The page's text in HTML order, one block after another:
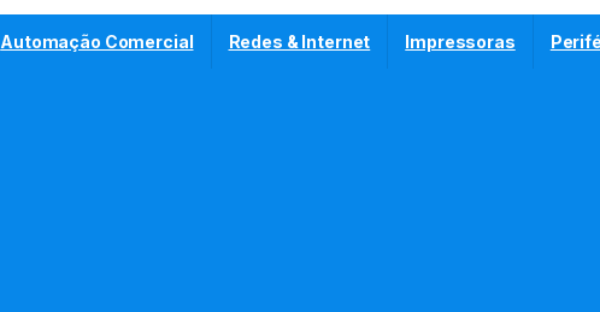
Automação Comercial Redes & Internet Impressoras